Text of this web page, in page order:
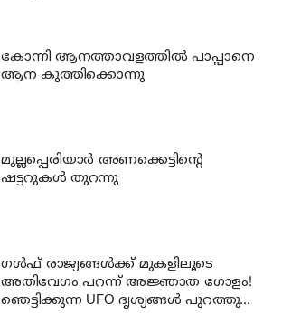
കോന്നി ആനത്താവളത്തില്‍ പാപ്പാനെ
ആന കുത്തിക്കൊന്നു
മുല്ലപ്പെരിയാര്‍ അണക്കെട്ടിന്റെ
ഷട്ടറുകള്‍ തുറന്നു
ഗൾഫ് രാജ്യങ്ങൾക്ക് മുകളിലൂടെ
അതിവേഗം പറന്ന് അജ്ഞാത ഗോളം!
ഞെട്ടിക്കുന്ന UFO ദൃശ്യങ്ങൾ പുറത്തുവിട്ട്